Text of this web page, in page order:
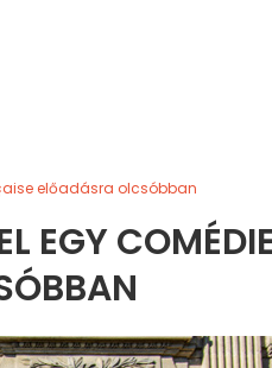
előadásra olcsóbban
EGY